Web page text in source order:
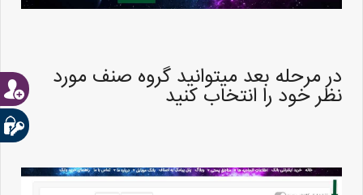
در مرحله بعد میتوانید گروه صنف مورد
نظر خود را انتخاب کنید